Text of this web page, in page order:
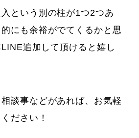
という別の柱が1つ2つあ
にも余裕がでてくるかと思
追加して頂けると嬉し
談事などがあれば、お気軽
ださい！